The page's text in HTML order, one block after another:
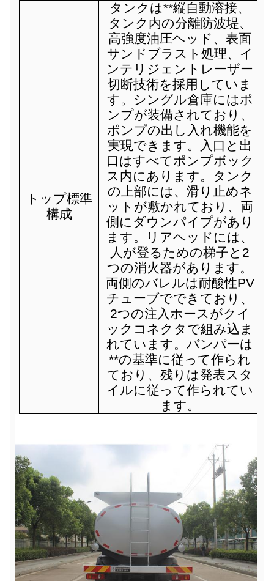
トップ標準
構成
タンクは**縦自動溶接、
タンク内の分離防波堤、
高強度油圧ヘッド、表面
サンドブラスト処理、イ
ンテリジェントレーザー
切断技術を採用していま
す。シングル倉庫にはポ
ンプが装備されており、
ポンプの出し入れ機能を
実現できます。入口と出
口はすべてポンプボック
ス内にあります。タンク
の上部には、滑り止めネ
ットが敷かれており、両
側にダウンパイプがあり
ます。リアヘッドには、
人が登るための梯子と2
つの消火器があります。
両側のバレルは耐酸性PV
チューブでできており、
2つの注入ホースがクイ
ックコネクタで組み込ま
れています。バンパーは
**の基準に従って作られ
ており、残りは発表スタ
イルに従って作られてい
ます。